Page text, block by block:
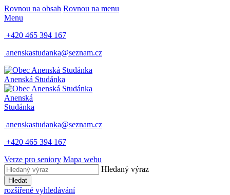
Rovnou na obsah Rovnou na menu
Menu
+420 465 394 167
anenskastudanka@seznam.cz
Anenská Studánka
Anenská
Studánka
anenskastudanka@seznam.cz
+420 465 394 167
Verze pro seniory Mapa webu
Hledaný výraz
Hledat
rozšířené vyhledávání